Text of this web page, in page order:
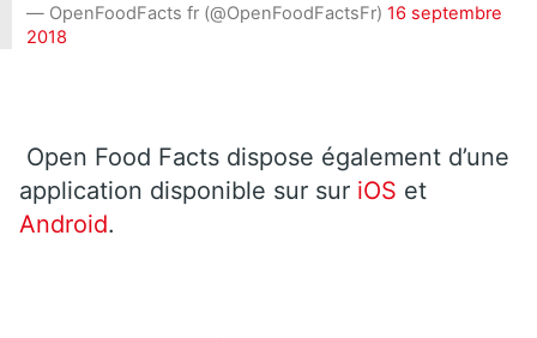
— OpenFoodFacts fr (@OpenFoodFactsFr) 16 septembre
2018
Open Food Facts dispose également d’une
application disponible sur sur iOS et
Android.